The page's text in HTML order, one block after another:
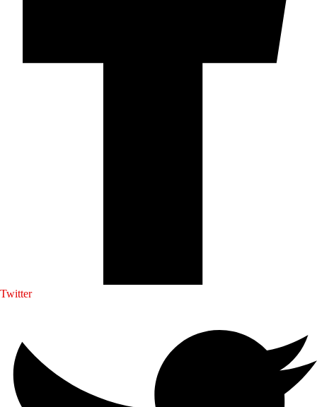
Twitter